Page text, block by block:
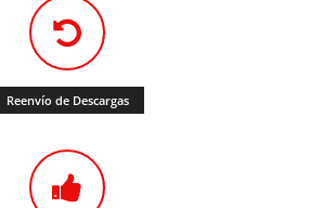
Reenvío de Descargas